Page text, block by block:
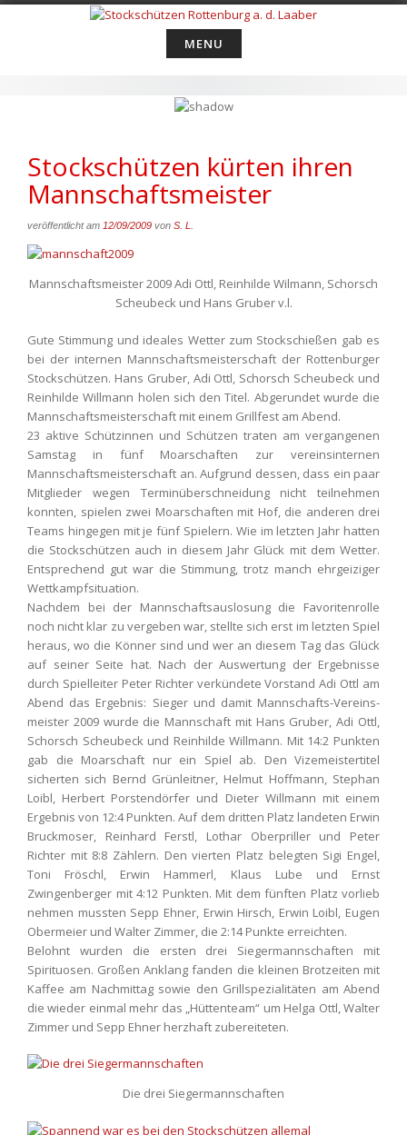
MENU
Stockschützen kürten ihren
Mannschaftsmeister
veröffentlicht am 12/09/2009 von S. L.
Mannschaftsmeister 2009 Adi Ottl, Reinhilde Wilmann, Schorsch
Scheubeck und Hans Gruber v.l.
Gute Stimmung und ideales Wetter zum Stockschießen gab es
bei der internen Mannschaftsmeisterschaft der Rottenburger
Stockschützen. Hans Gruber, Adi Ottl, Schorsch Scheubeck und
Reinhilde Willmann holen sich den Titel. Abgerundet wurde die
Mannschaftsmeisterschaft mit einem Grillfest am Abend.
23 aktive Schützinnen und Schützen traten am vergangenen
Samstag in fünf Moarschaften zur vereinsinternen
Mannschaftsmeisterschaft an. Aufgrund dessen, dass ein paar
Mitglieder wegen Terminüberschneidung nicht teilnehmen
konnten, spielen zwei Moarschaften mit Hof, die anderen drei
Teams hingegen mit je fünf Spielern. Wie im letzten Jahr hatten
die Stockschützen auch in diesem Jahr Glück mit dem Wetter.
Entsprechend gut war die Stimmung, trotz manch ehrgeiziger
Wettkampfsituation.
Nachdem bei der Mannschaftsauslosung die Favoritenrolle
noch nicht klar zu vergeben war, stellte sich erst im letzten Spiel
heraus, wo die Könner sind und wer an diesem Tag das Glück
auf seiner Seite hat. Nach der Auswertung der Ergebnisse
durch Spielleiter Peter Richter verkündete Vorstand Adi Ottl am
Abend das Ergebnis: Sieger und damit Mannschafts-Vereins­
meis­ter 2009 wurde die Mannschaft mit Hans Gruber, Adi Ottl,
Schorsch Scheubeck und Reinhilde Willmann. Mit 14:2 Punkten
gab die Moarschaft nur ein Spiel ab. Den Vizemeistertitel
sicherten sich Bernd Grünleitner, Helmut Hoffmann, Stephan
Loibl, Herbert Porstendörfer und Dieter Willmann mit einem
Ergebnis von 12:4 Punkten. Auf dem dritten Platz landeten Erwin
Bruckmoser, Reinhard Ferstl, Lothar Oberpriller und Peter
Richter mit 8:8 Zählern. Den vierten Platz belegten Sigi Engel,
Toni Fröschl, Erwin Hammerl, Klaus Lube und Ernst
Zwingenberger mit 4:12 Punkten. Mit dem fünften Platz vorlieb
nehmen mussten Sepp Ehner, Erwin Hirsch, Erwin Loibl, Eugen
Obermeier und Walter Zimmer, die 2:14 Punkte erreichten.
Belohnt wurden die ersten drei Siegermannschaften mit
Spirituosen. Großen Anklang fanden die kleinen Brotzeiten mit
Kaffee am Nachmittag sowie den Grillspezialitäten am Abend
die wieder einmal mehr das „Hüttenteam“ um Helga Ottl, Walter
Zimmer und Sepp Ehner herzhaft zubereiteten.
Die drei Siegermannschaften